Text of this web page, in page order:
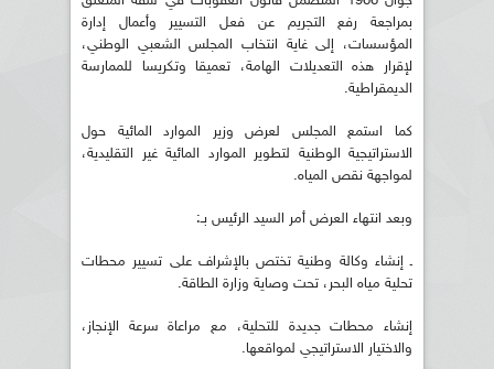
بمراجعة رفع التجريم عن فعل التسيير وأعمال إدارة
المؤسسات، إلى غاية انتخاب المجلس الشعبي الوطني،
لإقرار هذه التعديلات الهامة، تعميقا وتكريسا للممارسة
الديمقراطية.
كما استمع المجلس لعرض وزير الموارد المائية حول
الاستراتيجية الوطنية لتطوير الموارد المائية غير التقليدية،
لمواجهة نقص المياه.
وبعد انتهاء العرض أمر السيد الرئيس بـ:
ـ إنشاء وكالة وطنية تختص بالإشراف على تسيير محطات
تحلية مياه البحر، تحت وصاية وزارة الطاقة.
إنشاء محطات جديدة للتحلية، مع مراعاة سرعة الإنجاز،
والاختيار الاستراتيجي لمواقعها.